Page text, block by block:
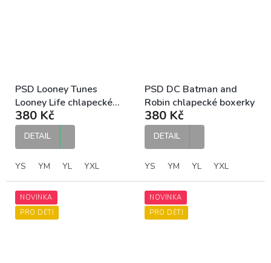
PSD Looney Tunes
Looney Life chlapecké
boxerky
380 Kč
DETAIL
YS YM YL YXL
PSD DC Batman and
Robin chlapecké boxerky
380 Kč
DETAIL
YS YM YL YXL
NOVINKA
PRO DĚTI
NOVINKA
PRO DĚTI